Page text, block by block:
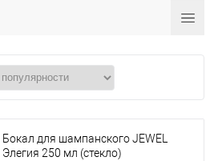
Бокал для шампанского JEWEL
Элегия 250 мл (стекло)